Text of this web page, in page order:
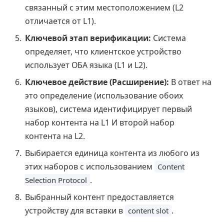
связанный с этим местоположением (L2
отличается от L1).
Ключевой этап верификации: Система
определяет, что клиентское устройство
использует ОБА языка (L1 и L2).
Ключевое действие (Расширение): В ответ на
это определение (использование обоих
языков), система идентифицирует первый
набор контента на L1 И второй набор
контента на L2.
Выбирается единица контента из любого из
этих наборов с использованием Content
Selection Protocol .
Выбранный контент предоставляется
устройству для вставки в content slot .